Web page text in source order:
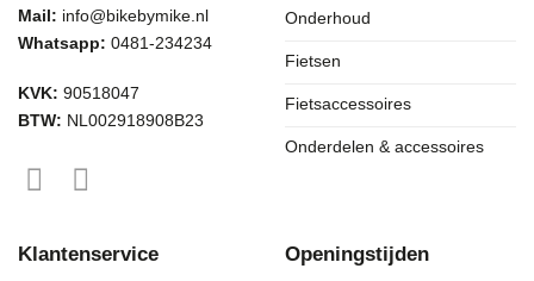
Mail: info@bikebymike.nl
Whatsapp: 0481-234234
KVK: 90518047
BTW: NL002918908B23
Onderhoud
Fietsen
Fietsaccessoires
Onderdelen & accessoires
Klantenservice Openingstijden